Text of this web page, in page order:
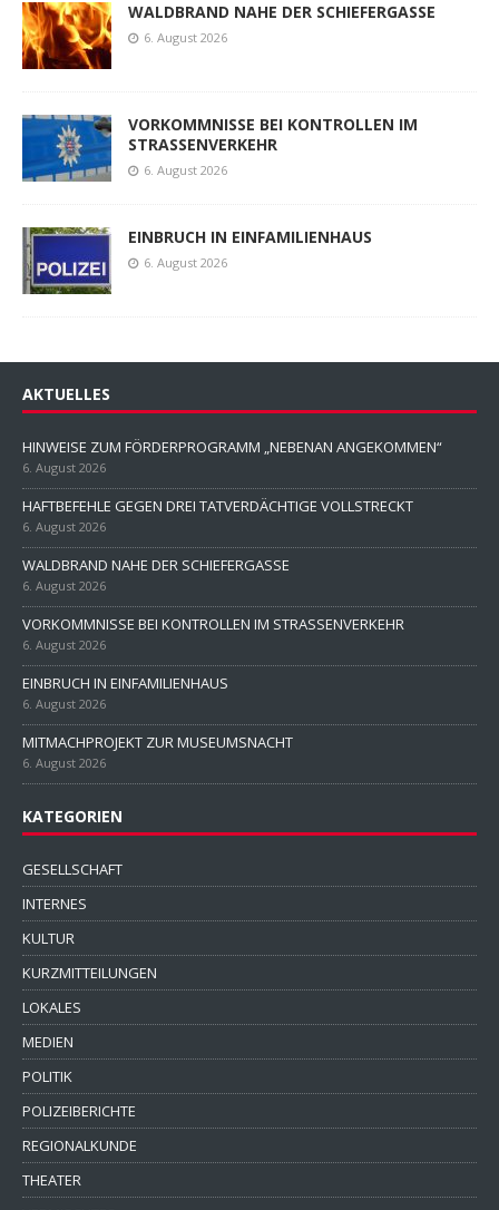
WALDBRAND NAHE DER SCHIEFERGASSE
6. August 2026
VORKOMMNISSE BEI KONTROLLEN IM
STRASSENVERKEHR
6. August 2026
EINBRUCH IN EINFAMILIENHAUS
6. August 2026
AKTUELLES
HINWEISE ZUM FÖRDERPROGRAMM „NEBENAN ANGEKOMMEN“
6. August 2026
HAFTBEFEHLE GEGEN DREI TATVERDÄCHTIGE VOLLSTRECKT
6. August 2026
WALDBRAND NAHE DER SCHIEFERGASSE
6. August 2026
VORKOMMNISSE BEI KONTROLLEN IM STRASSENVERKEHR
6. August 2026
EINBRUCH IN EINFAMILIENHAUS
6. August 2026
MITMACHPROJEKT ZUR MUSEUMSNACHT
6. August 2026
KATEGORIEN
GESELLSCHAFT
INTERNES
KULTUR
KURZMITTEILUNGEN
LOKALES
MEDIEN
POLITIK
POLIZEIBERICHTE
REGIONALKUNDE
THEATER